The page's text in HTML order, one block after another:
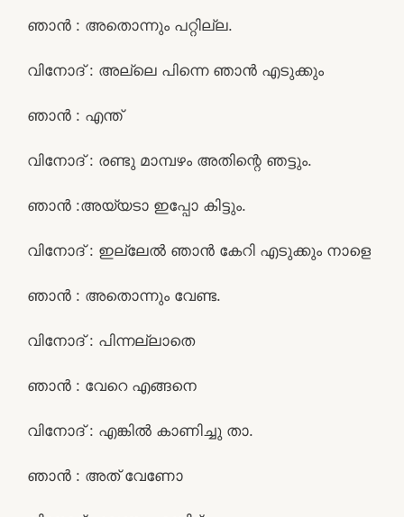
ഞാൻ : അതൊന്നും പറ്റില്ല.
വിനോദ് : അല്ലെ പിന്നെ ഞാൻ എടുക്കും
ഞാൻ : എന്ത്
വിനോദ് : രണ്ടു മാമ്പഴം അതിന്റെ ഞട്ടും.
ഞാൻ :അയ്യടാ ഇപ്പോ കിട്ടും.
വിനോദ് : ഇല്ലേൽ ഞാൻ കേറി എടുക്കും നാളെ
ഞാൻ : അതൊന്നും വേണ്ട.
വിനോദ് : പിന്നല്ലാതെ
ഞാൻ : വേറെ എങ്ങനെ
വിനോദ് : എങ്കിൽ കാണിച്ചു താ.
ഞാൻ : അത് വേണോ